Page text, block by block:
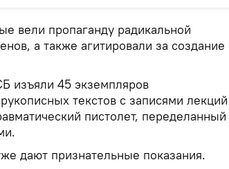
вели пропаганду радикальной
а также агитировали за создание
изъяли 45 экземпляров
текстов с записями лекций
пистолет, переделанный
дают признательные показания.